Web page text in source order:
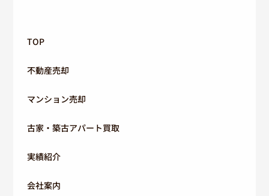
TOP
不動産売却
マンション売却
古家・築古アパート買取
実績紹介
会社案内